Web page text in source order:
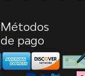
Métodos
de pago